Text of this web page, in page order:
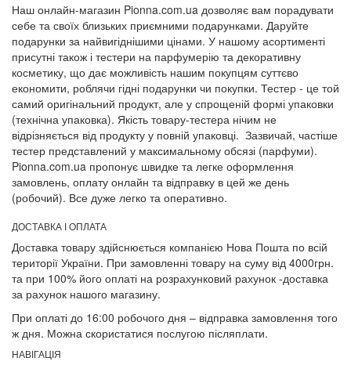
Наш онлайн-магазин Pionna.com.ua дозволяє вам порадувати
себе та своїх близьких приємними подарунками. Даруйте
подарунки за найвигіднішими цінами. У нашому асортименті
присутні також і тестери на парфумерію та декоративну
косметику, що дає можливість нашим покупцям суттєво
економити, роблячи гідні подарунки чи покупки. Тестер - це той
самий оригінальний продукт, але у спрощеній формі упаковки
(технічна упаковка). Якість товару-тестера нічим не
відрізняється від продукту у повній упаковці. Зазвичай, частіше
тестер представлений у максимальному обсязі (парфуми).
Pionna.com.ua пропонує швидке та легке оформлення
замовлень, оплату онлайн та відправку в цей же день
(робочий). Все дуже легко та оперативно.
ДОСТАВКА І ОПЛАТА
Доставка товару здійснюється компанією Нова Пошта по всій
території України. При замовленні товару на суму від 4000грн.
та при 100% його оплаті на розрахунковий рахунок -доставка
за рахунок нашого магазину.
При оплаті до 16:00 робочого дня – відправка замовлення того
ж дня. Можна скористатися послугою післяплати.
НАВІГАЦІЯ